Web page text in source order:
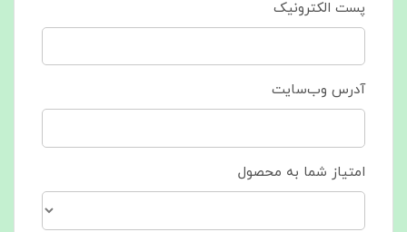
پست الکترونیک
آدرس وب‌سایت
امتیاز شما به محصول